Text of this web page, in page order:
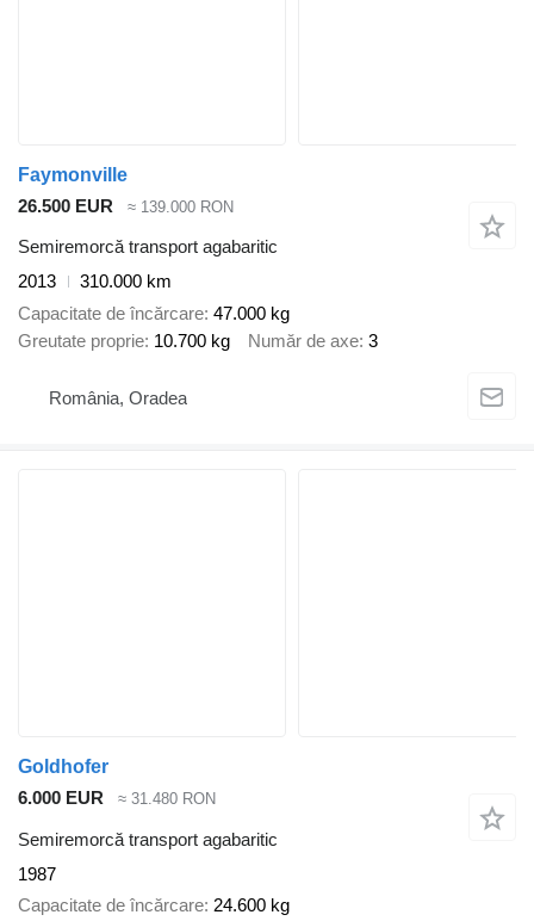
Faymonville
26.500 EUR
≈ 139.000 RON
Semiremorcă transport agabaritic
2013
310.000 km
Capacitate de încărcare 47.000 kg
Greutate proprie 10.700 kg Număr de axe 3
România, Oradea
Goldhofer
6.000 EUR
≈ 31.480 RON
Semiremorcă transport agabaritic
1987
Capacitate de încărcare 24.600 kg